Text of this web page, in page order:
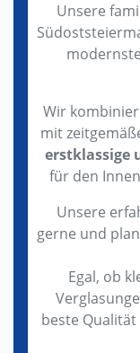
Unsere
Wir
mit
erstklassige
für den
Unsere
gerne und
Egal, ob
beste